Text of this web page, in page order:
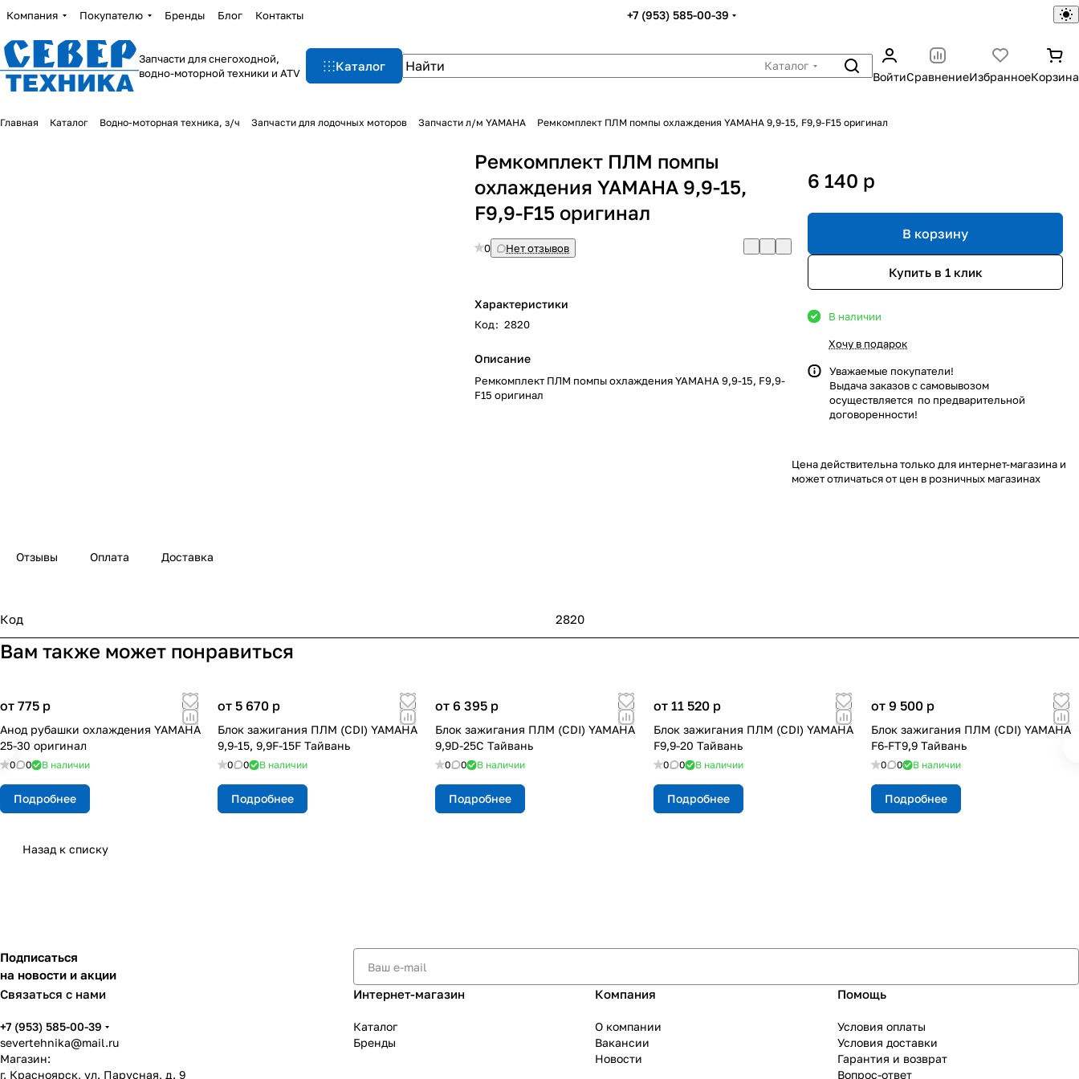
Компания Покупателю Бренды Блог Контакты +7 (953) 585-00-39
Запчасти для снегоходной,
водно-моторной техники и ATV
Каталог
Каталог
ВойтиСравнениеИзбранноеКорзина
Главная Каталог Водно-моторная техника, з/ч Запчасти для лодочных моторов Запчасти л/м YAMAHA Ремкомплект ПЛМ помпы охлаждения YAMAHA 9,9-15, F9,9-F15 оригинал
Ремкомплект ПЛМ помпы
охлаждения YAMAHA 9,9-15,
F9,9-F15 оригинал
0 Нет отзывов
Характеристики
Код: 2820
Описание
Ремкомплект ПЛМ помпы охлаждения YAMAHA 9,9-15, F9,9-
F15 оригинал
6 140 p
В корзину
Купить в 1 клик
В наличии
Хочу в подарок
Уважаемые покупатели!
Выдача заказов с самовывозом
осуществляется по предварительной
договоренности!
Цена действительна только для интернет-магазина и
может отличаться от цен в розничных магазинах
Отзывы Оплата Доставка
Код 2820
Вам также может понравиться
от 775 p
Анод рубашки охлаждения YAMAHA
25-30 оригинал
0 0 В наличии
Подробнее
от 5 670 p
Блок зажигания ПЛМ (CDI) YAMAHA
9,9-15, 9,9F-15F Тайвань
0 0 В наличии
Подробнее
от 6 395 p
Блок зажигания ПЛМ (CDI) YAMAHA
9,9D-25C Тайвань
0 0 В наличии
Подробнее
от 11 520 p
Блок зажигания ПЛМ (CDI) YAMAHA
F9,9-20 Тайвань
0 0 В наличии
Подробнее
от 9 500 p
Блок зажигания ПЛМ (CDI) YAMAHA
F6-FT9,9 Тайвань
0 0 В наличии
Подробнее
Назад к списку
Подписаться
на новости и акции
Связаться с нами
+7 (953) 585-00-39
severtehnika@mail.ru
Магазин:
г. Красноярск, ул. Парусная, д. 9
Интернет-магазин
Каталог
Бренды
Компания
О компании
Вакансии
Новости
Помощь
Условия оплаты
Условия доставки
Гарантия и возврат
Вопрос-ответ